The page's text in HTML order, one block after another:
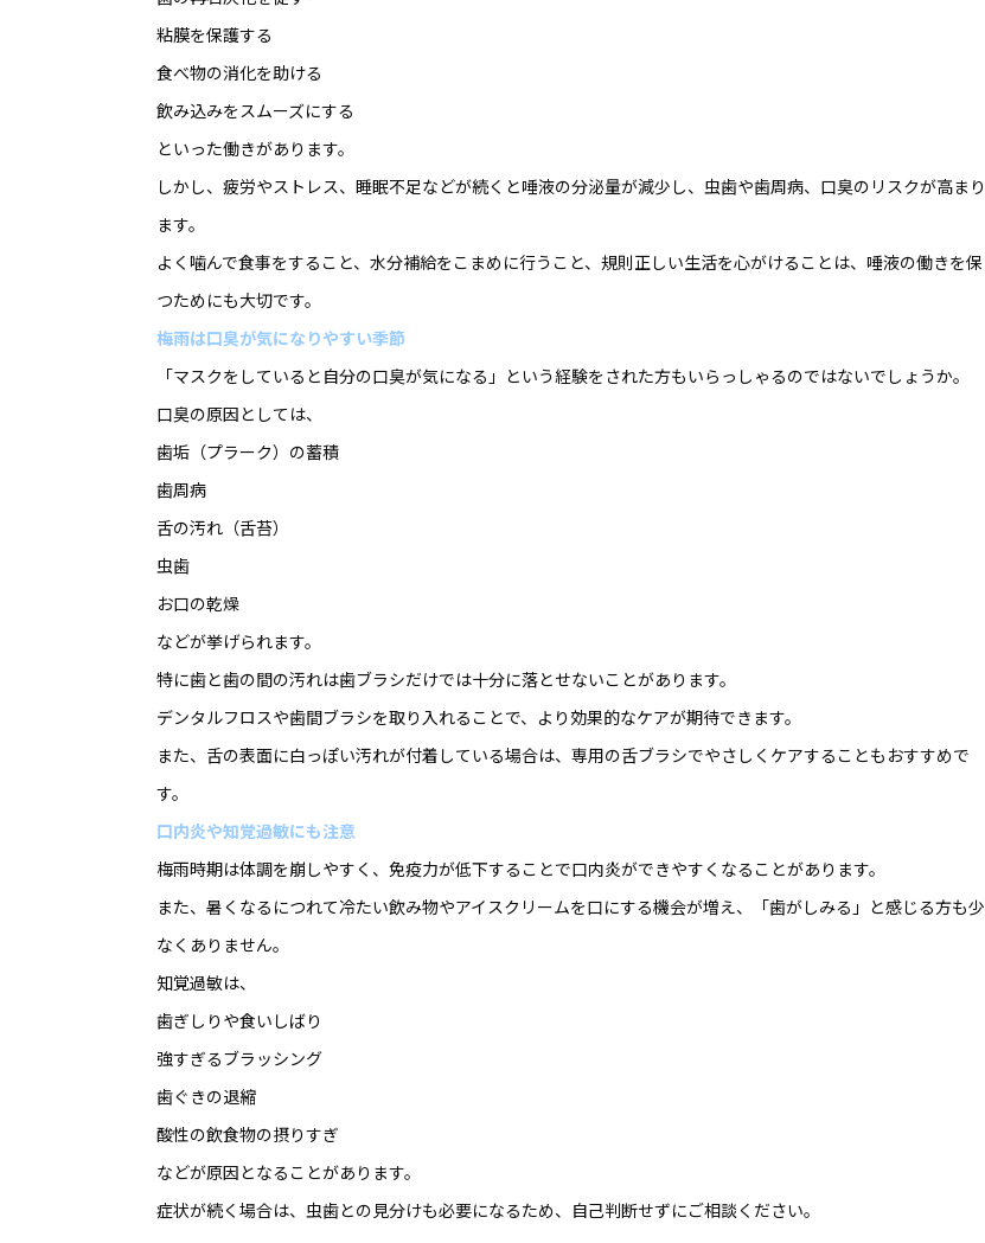
粘膜を保護する
食べ物の消化を助ける
飲み込みをスムーズにする
といった働きがあります。
しかし、疲労やストレス、睡眠不足などが続くと唾液の分泌量が減少し、虫歯や歯周病、口臭のリスクが高まり
ます。
よく噛んで食事をすること、水分補給をこまめに行うこと、規則正しい生活を心がけることは、唾液の働きを保
つためにも大切です。
梅雨は口臭が気になりやすい季節
「マスクをしていると自分の口臭が気になる」という経験をされた方もいらっしゃるのではないでしょうか。
口臭の原因としては、
歯垢（プラーク）の蓄積
歯周病
舌の汚れ（舌苔）
虫歯
お口の乾燥
などが挙げられます。
特に歯と歯の間の汚れは歯ブラシだけでは十分に落とせないことがあります。
デンタルフロスや歯間ブラシを取り入れることで、より効果的なケアが期待できます。
また、舌の表面に白っぽい汚れが付着している場合は、専用の舌ブラシでやさしくケアすることもおすすめで
す。
口内炎や知覚過敏にも注意
梅雨時期は体調を崩しやすく、免疫力が低下することで口内炎ができやすくなることがあります。
また、暑くなるにつれて冷たい飲み物やアイスクリームを口にする機会が増え、「歯がしみる」と感じる方も少
なくありません。
知覚過敏は、
歯ぎしりや食いしばり
強すぎるブラッシング
歯ぐきの退縮
酸性の飲食物の摂りすぎ
などが原因となることがあります。
症状が続く場合は、虫歯との見分けも必要になるため、自己判断せずにご相談ください。